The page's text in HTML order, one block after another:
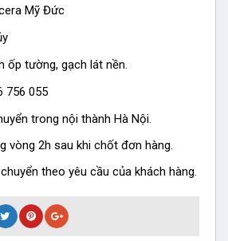
Mỹ Đức
gạch lát nền.
756 055
trong nội thành Hà Nội.
vòng 2h sau khi chốt đơn hàng.
theo yêu cầu của khách hàng.